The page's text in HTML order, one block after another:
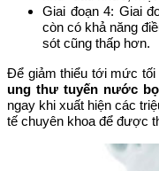
Giai đoạn 4: Giai
còn có khả năng
sót cũng thấp hơn.
Để giảm thiểu tới mức
ung thư tuyến nước
ngay khi xuất hiện các
tế chuyên khoa để được